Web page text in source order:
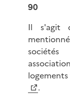
90
Il s'agit
logements
.